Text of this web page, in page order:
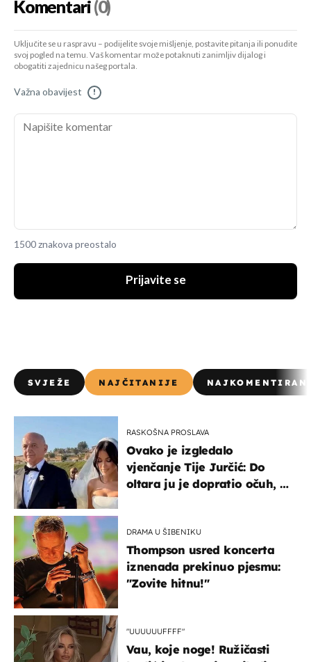
Komentari(0)
Uključite se u raspravu – podijelite svoje mišljenje, postavite pitanja ili ponudite
svoj pogled na temu. Vaš komentar može potaknuti zanimljiv dijalog i
obogatiti zajednicu našeg portala.
Važna obavijest !
1500 znakova preostalo
Prijavite se
SVJEŽE NAJČITANIJE
RASKOŠNA PROSLAVA
Ovako je izgledalo
vjenčanje Tije Jurčić: Do
oltara ju je dopratio očuh, a
DRAMA U ŠIBENIKU
Thompson usred koncerta
iznenada prekinuo pjesmu:
"Zovite hitnu!"
"UUUUUUFFFF"
Vau, koje noge! Ružičasti